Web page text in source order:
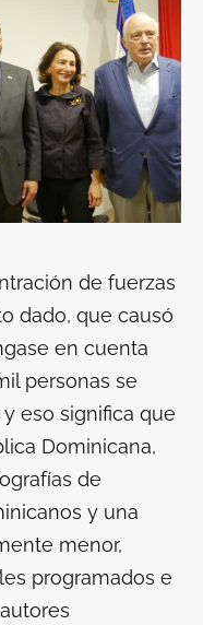
de fuerzas
dado, que causó
en cuenta
personas se
eso significa que
Dominicana,
de
y una
menor,
programados e